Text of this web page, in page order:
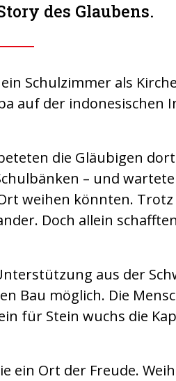
des Glaubens.
Schulzimmer als
auf der indonesischen
die Gläubigen
– und
weihen könnten.
Doch allein
aus der
Bau möglich. Die
für Stein wuchs die
ein Ort der Freude.